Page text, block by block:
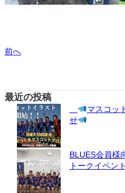
前へ
最近の投稿
マスコッ
せ
BLUES会員様
トークイベン